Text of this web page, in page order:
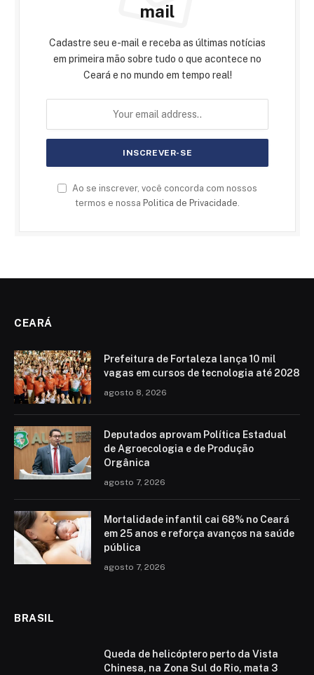
mail
Cadastre seu e-mail e receba as últimas notícias
em primeira mão sobre tudo o que acontece no
Ceará e no mundo em tempo real!
Ao se inscrever, você concorda com nossos
termos e nossa Politica de Privacidade
CEARÁ
Prefeitura de Fortaleza lança 10 mil
vagas em cursos de tecnologia até 2028
agosto 8, 2026
Deputados aprovam Política Estadual
de Agroecologia e de Produção
Orgânica
agosto 7, 2026
Mortalidade infantil cai 68% no Ceará
em 25 anos e reforça avanços na saúde
pública
agosto 7, 2026
BRASIL
Queda de helicóptero perto da Vista
Chinesa, na Zona Sul do Rio, mata 3